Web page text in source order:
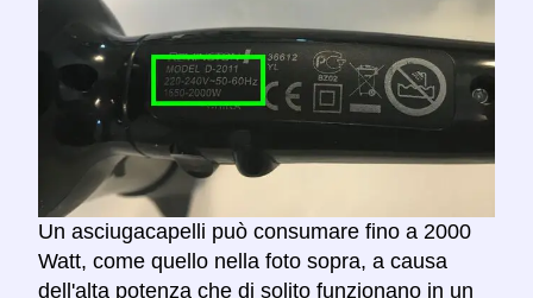
Un asciugacapelli può consumare fino a 2000
Watt, come quello nella foto sopra, a causa
dell'alta potenza che di solito funzionano in un